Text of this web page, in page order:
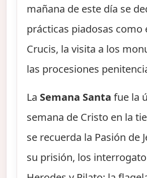
mañana de este día se
prácticas piadosas como
Crucis, la visita a los
las procesiones
La Semana Santa fue la
semana de Cristo en la
se recuerda la Pasión de
su prisión, los